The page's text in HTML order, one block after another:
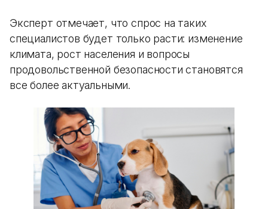
Эксперт отмечает, что спрос на таких
специалистов будет только расти: изменение
климата, рост населения и вопросы
продовольственной безопасности становятся
все более актуальными.